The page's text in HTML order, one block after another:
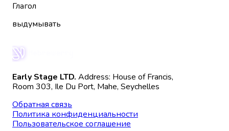
Глагол
выдумывать
Early Stage LTD. Address: House of Francis,
Room 303, Ile Du Port, Mahe, Seychelles
Обратная связь
Политика конфиденциальности
Пользовательское соглашение